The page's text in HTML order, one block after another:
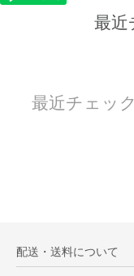
最近
最近チェッ
配送・送料について